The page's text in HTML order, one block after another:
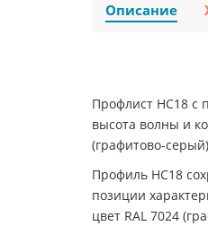
Описание
Профлист НС18 с
высота волны и
(графитово-
Профиль НС18
позиции
цвет RAL 7024